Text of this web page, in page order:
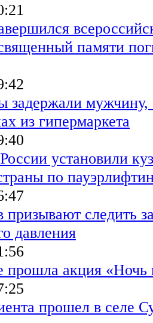
памяти
задержали
из гипермаркета
установили
по
призывают следить
давления
акция «Ночь
прошел в селе